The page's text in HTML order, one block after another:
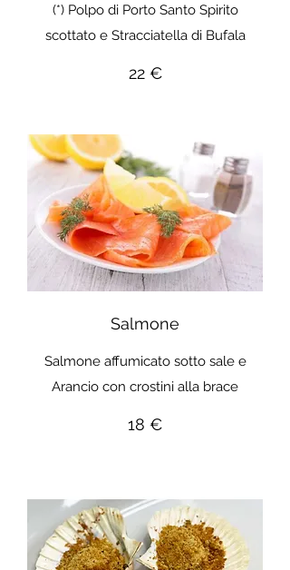
(*) Polpo di Porto Santo Spirito
scottato e Stracciatella di Bufala
22 €
Salmone
Salmone affumicato sotto sale e
Arancio con crostini alla brace
18 €